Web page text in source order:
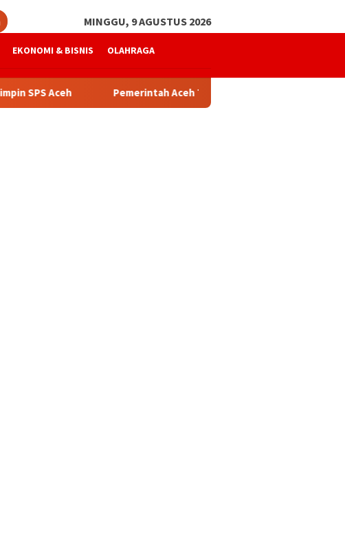
MINGGU, 9 AGUSTUS 2026
EKONOMI & BISNIS OLAHRAGA
Pemerintah Aceh Telusuri Penyebab Kelangkaan Semen dan